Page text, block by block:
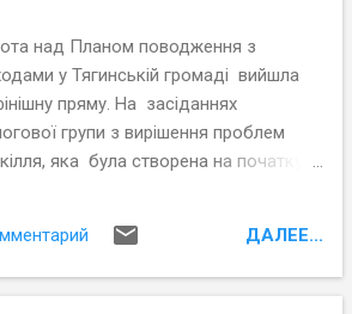
місцевих питань та підвищенню
прозорості місцевої влади саме в
розробки статутів громад.
всіх трьох військових
Херсонщини
велику зацікавленість
з експертами ПЦПСД задля
над Планом поводження з
у Тягинській громаді вийшла
пряму. На засіданнях
групи з вирішення проблем
яка була створена на початку
місцевої демократії участі,
громади обговорили важливі
ДАЛЕЕ...